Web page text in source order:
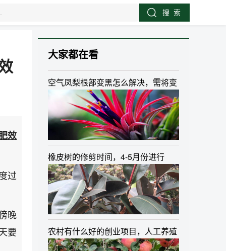
效
过
晚
要
大家都在看
空气凤梨根部变黑怎么解决，需将变
橡皮树的修剪时间，4-5月份进行
农村有什么好的创业项目，人工养殖